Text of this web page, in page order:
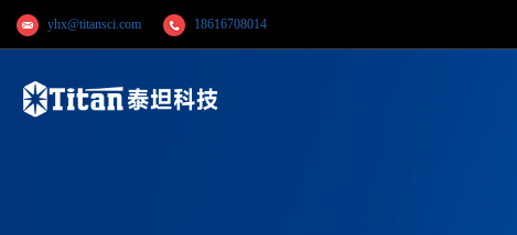
yhx@titansci.com 18616708014